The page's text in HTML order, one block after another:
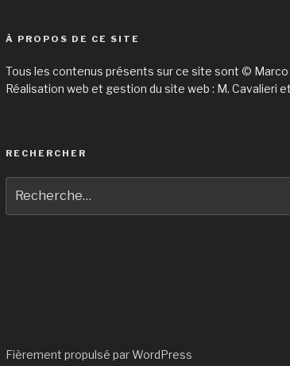
À PROPOS DE CE SITE
Tous les contenus présents sur ce site sont © Marco
Réalisation web et gestion du site web : M. Cavalieri
RECHERCHER
pour
Fièrement propulsé par WordPress